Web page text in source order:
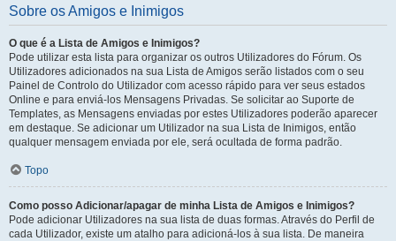
Sobre os Amigos e Inimigos
O que é a Lista de Amigos e Inimigos?
Pode utilizar esta lista para organizar os outros Utilizadores do Fórum. Os
Utilizadores adicionados na sua Lista de Amigos serão listados com o seu
Painel de Controlo do Utilizador com acesso rápido para ver seus estados
Online e para enviá-los Mensagens Privadas. Se solicitar ao Suporte de
Templates, as Mensagens enviadas por estes Utilizadores poderão aparecer
em destaque. Se adicionar um Utilizador na sua Lista de Inimigos, então
qualquer mensagem enviada por ele, será ocultada de forma padrão.
Topo
Como posso Adicionar/apagar de minha Lista de Amigos e Inimigos?
Pode adicionar Utilizadores na sua lista de duas formas. Através do Perfil de
cada Utilizador, existe um atalho para adicioná-los à sua lista. De maneira